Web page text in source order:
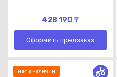
428 190 ₸
Оформить предзаказ
нет в наличии